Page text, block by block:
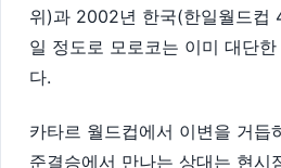
위)과 2002년 한국(한일월드컵
일 정도로 모로코는 이미 대단
다.
카타르 월드컵에서 이변을 거듭
준결승에서 만나는 상대는 현시